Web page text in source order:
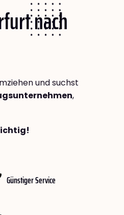
nach
und suchst
,
Günstiger Service